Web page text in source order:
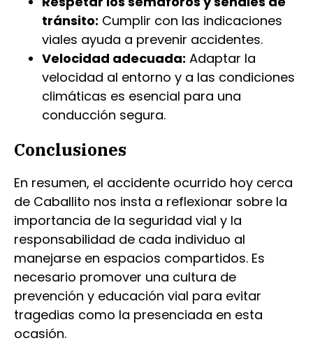
tránsito: Cumplir con las indicaciones
viales ayuda a prevenir accidentes.
Velocidad adecuada: Adaptar la
velocidad al entorno y a las condiciones
climáticas es esencial para una
conducción segura.
Conclusiones
En resumen, el accidente ocurrido hoy cerca
de Caballito nos insta a reflexionar sobre la
importancia de la seguridad vial y la
responsabilidad de cada individuo al
manejarse en espacios compartidos. Es
necesario promover una cultura de
prevención y educación vial para evitar
tragedias como la presenciada en esta
ocasión.